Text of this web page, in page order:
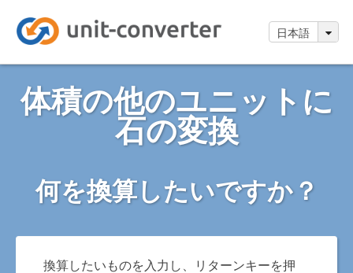
日本語
体積の他のユニットに
石の変換
何を換算したいですか？
換算したいものを入力し、リターンキーを押